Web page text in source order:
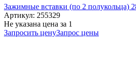
Зажимные вставки (по 2 полукольца)
Артикул: 255329
Не указана цена за 1
Запросить ценуЗапрос цены